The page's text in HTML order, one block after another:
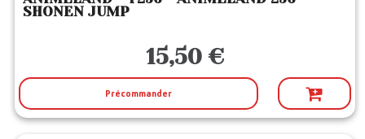
SHONEN JUMP
15,50 €
Précommander